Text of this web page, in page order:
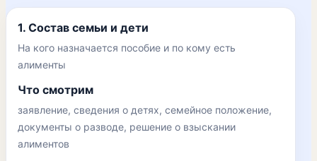
1. Состав семьи и дети
На кого назначается пособие и по кому есть
алименты
Что смотрим
заявление, сведения о детях, семейное положение,
документы о разводе, решение о взыскании
алиментов